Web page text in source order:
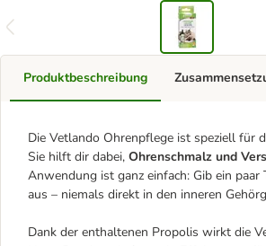
Produktbeschreibung
Die Vetlando Ohrenpflege ist speziell für
Sie hilft dir dabei, Ohrenschmalz und
Anwendung ist ganz einfach: Gib ein
aus – niemals direkt in den inneren
Dank der enthaltenen Propolis wirkt die